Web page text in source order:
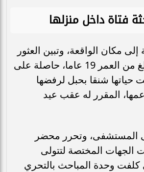
فتاة داخل منزلها
إلى مكان الواقعة، وتبين العثور
على جثة فتاة تبلغ من العمر 19 عاما، حاصلة على
حياتها شنقا بحبل لرفضها
المقرر له عقب عيد
المستشفى، وتحرر محضر
الجهات المختصة لتتولى
كلفت وحدة المباحث بالتحري